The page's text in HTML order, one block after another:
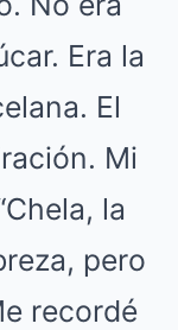
Era la
El
Mi
la
pero
recordé